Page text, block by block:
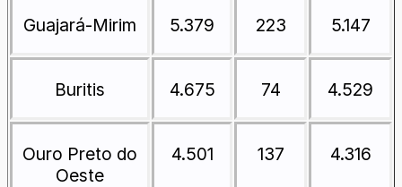
Guajará-Mirim 5.379 223 5.147
Buritis 4.675 74 4.529
Ouro Preto do
Oeste
4.501 137 4.316